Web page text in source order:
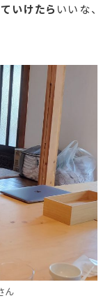
いけたら いいな、
ん